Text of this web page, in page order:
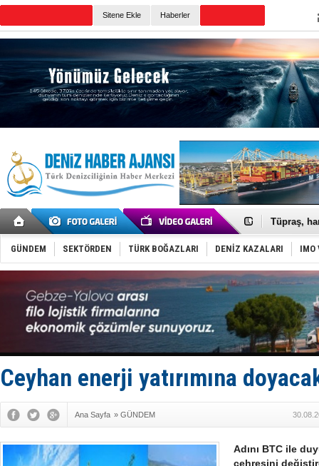
Sitene Ekle Haberler
Anadolu
Tüpraş,
İTU AUV,
LNG
PROYAD,
Türkiye-
Türk
Deniz
DÖDER,
Fairline,
Baltık
Runit
Türk
GÜNDEM SEKTÖRDEN TÜRK BOĞAZLARI DENİZ KAZALARI IMO
Ceyhan enerji yatırımına
Ana Sayfa » GÜNDEM
Adını BTC ile
çehresini